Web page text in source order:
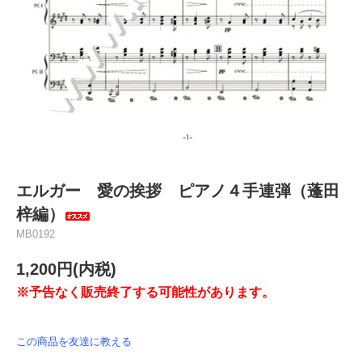
エルガー 愛の挨拶 ピアノ４手連弾（蓬田
梓編）
MB0192
1,200円(内税)
※予告なく販売終了する可能性があります。
この商品を友達に教える